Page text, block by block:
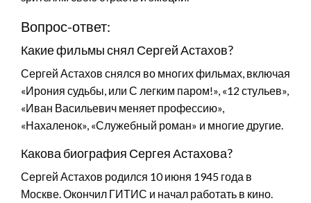
Вопрос-ответ:
Какие фильмы снял Сергей Астахов?
Сергей Астахов снялся во многих фильмах, включая
«Ирония судьбы, или С легким паром!», «12 стульев»,
«Иван Васильевич меняет профессию»,
«Нахаленок», «Служебный роман» и многие другие.
Какова биография Сергея Астахова?
Сергей Астахов родился 10 июня 1945 года в
Москве. Окончил ГИТИС и начал работать в кино.